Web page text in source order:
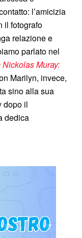
l’amicizia
il fotografo
relazione e
parlato nel
Muray:
Marilyn, invece,
sino alla sua
dopo il
dedica